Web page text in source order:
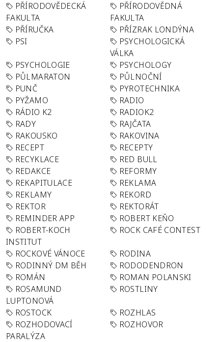
PŘÍRODOVĚDECKÁ
FAKULTA
PŘÍRODOVĚDNÁ
FAKULTA
PŘÍRUČKA
PŘÍZRAK LONDÝNA
PSI
PSYCHOLOGICKÁ
VÁLKA
PSYCHOLOGIE
PSYCHOLOGY
PŮLMARATON
PŮLNOČNÍ
PUNČ
PYROTECHNIKA
PYŽAMO
RADIO
RÁDIO K2
RADIOK2
RADY
RAJČATA
RAKOUSKO
RAKOVINA
RECEPT
RECEPTY
RECYKLACE
RED BULL
REDAKCE
REFORMY
REKAPITULACE
REKLAMA
REKLAMY
REKORD
REKTOR
REKTORÁT
REMINDER APP
ROBERT KEŇO
ROBERT-KOCH
INSTITUT
ROCK CAFÉ CONTEST
ROCKOVÉ VÁNOCE
RODINA
RODINNÝ DM BĚH
RODODENDRON
ROMÁN
ROMAN POLANSKI
ROSAMUND
LUPTONOVÁ
ROSTLINY
ROSTOCK
ROZHLAS
ROZHODOVACÍ
PARALÝZA
ROZHOVOR